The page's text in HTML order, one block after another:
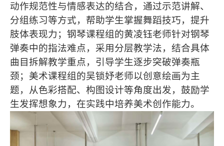
动作规范性与情感表达的结合，通过示范讲解、
分组练习等方式，帮助学生掌握舞蹈技巧，提升
肢体表现力；钢琴课程组的黄凌钰老师针对钢琴
弹奏中的指法难点，采用分层教学法，结合具体
曲目拆解教学重点，引导学生逐步突破弹奏瓶
颈；美术课程组的吴锁妤老师以创意绘画为主
题，从色彩搭配、构图设计等角度出发，鼓励学
生发挥想象力，在实践中培养美术创作能力。